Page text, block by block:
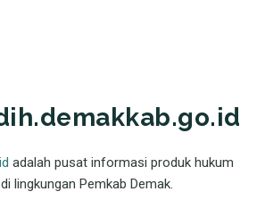
adalah pusat informasi produk hukum
lingkungan Pemkab Demak.